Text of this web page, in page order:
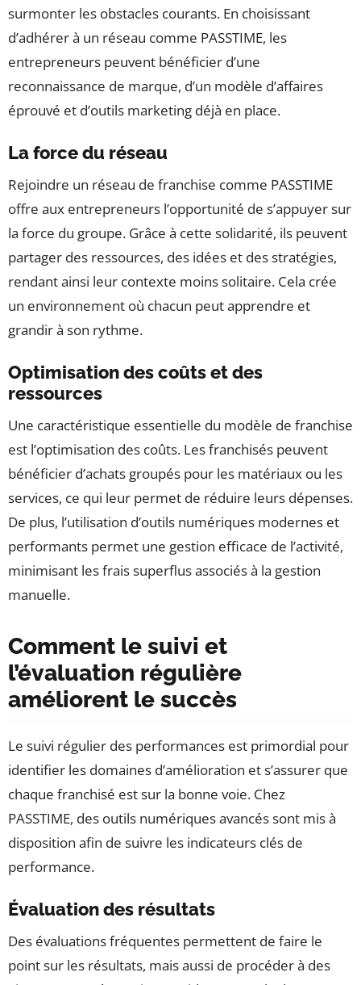
surmonter les obstacles courants. En choisissant
d’adhérer à un réseau comme PASSTIME, les
entrepreneurs peuvent bénéficier d’une
reconnaissance de marque, d’un modèle d’affaires
éprouvé et d’outils marketing déjà en place.
La force du réseau
Rejoindre un réseau de franchise comme PASSTIME
offre aux entrepreneurs l’opportunité de s’appuyer sur
la force du groupe. Grâce à cette solidarité, ils peuvent
partager des ressources, des idées et des stratégies,
rendant ainsi leur contexte moins solitaire. Cela crée
un environnement où chacun peut apprendre et
grandir à son rythme.
Optimisation des coûts et des
ressources
Une caractéristique essentielle du modèle de franchise
est l’optimisation des coûts. Les franchisés peuvent
bénéficier d’achats groupés pour les matériaux ou les
services, ce qui leur permet de réduire leurs dépenses.
De plus, l’utilisation d’outils numériques modernes et
performants permet une gestion efficace de l’activité,
minimisant les frais superflus associés à la gestion
manuelle.
Comment le suivi et
l’évaluation régulière
améliorent le succès
Le suivi régulier des performances est primordial pour
identifier les domaines d’amélioration et s’assurer que
chaque franchisé est sur la bonne voie. Chez
PASSTIME, des outils numériques avancés sont mis à
disposition afin de suivre les indicateurs clés de
performance.
Évaluation des résultats
Des évaluations fréquentes permettent de faire le
point sur les résultats, mais aussi de procéder à des